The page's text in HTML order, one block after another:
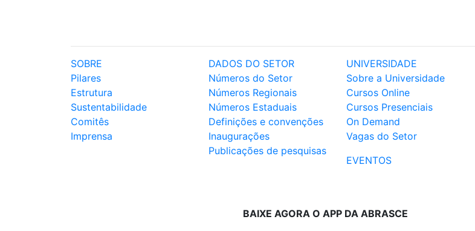
SOBRE
Pilares
Estrutura
Sustentabilidade
Comitês
Imprensa
DADOS DO SETOR
Números do Setor
Números Regionais
Números Estaduais
Definições e convenções
Inaugurações
Publicações de pesquisas
UNIVERSIDADE
Sobre a Universidade
Cursos Online
Cursos Presenciais
On Demand
Vagas do Setor
EVENTOS
BAIXE AGORA O APP DA ABRASCE